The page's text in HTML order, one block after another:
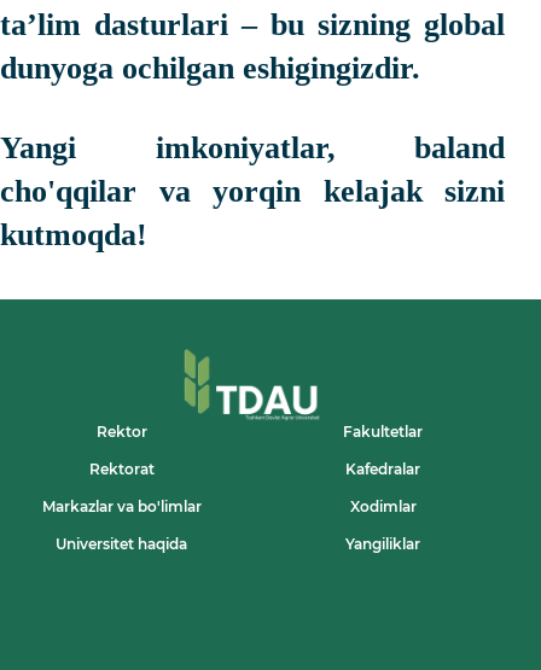
taʼlim dasturlari – bu sizning global
dunyoga ochilgan eshigingizdir.
Yangi imkoniyatlar, baland
cho'qqilar va yorqin kelajak sizni
kutmoqda!
Rektor Fakultetlar
Rektorat Kafedralar
Markazlar va bo'limlar Xodimlar
Universitet haqida Yangiliklar